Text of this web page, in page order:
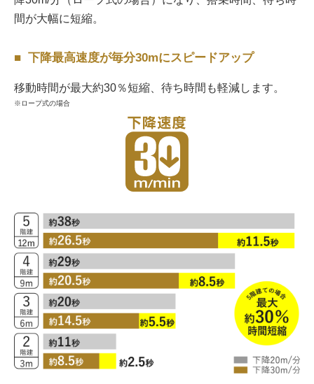
間が大幅に短縮。
下降最高速度が毎分30mにスピードアップ
移動時間が最大約30％短縮、待ち時間も軽減します。
ロープ式の場合